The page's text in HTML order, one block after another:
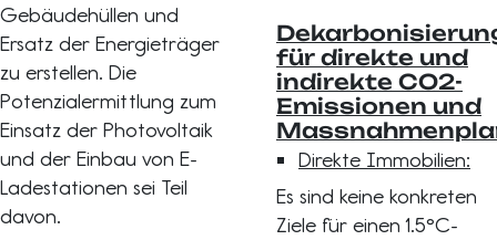
Gebäudehüllen und
Ersatz der Energieträger
zu erstellen. Die
Potenzialermittlung zum
Einsatz der Photovoltaik
und der Einbau von E-
Ladestationen sei Teil
davon.
für direkte und
indirekte CO2-
Emissionen und
Direkte Immobilien:
Es sind keine konkreten
Ziele für einen 1.5°C-